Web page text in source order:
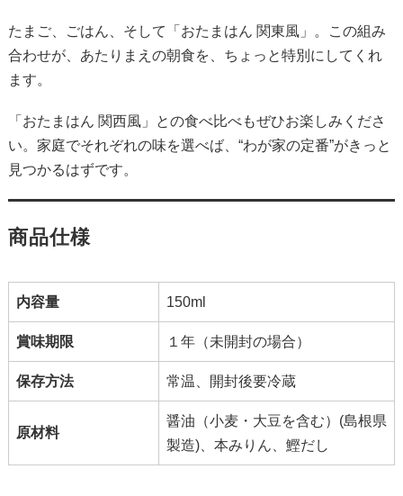
たまご、ごはん、そして「おたまはん 関東風」。この組み
合わせが、あたりまえの朝食を、ちょっと特別にしてくれ
ます。
「おたまはん 関西風」との食べ比べもぜひお楽しみくださ
い。家庭でそれぞれの味を選べば、“わが家の定番”がきっと
見つかるはずです。
商品仕様
内容量 150ml
賞味期限 １年（未開封の場合）
保存方法 常温、開封後要冷蔵
原材料
醤油（小麦・大豆を含む）(島根県
製造)、本みりん、鰹だし